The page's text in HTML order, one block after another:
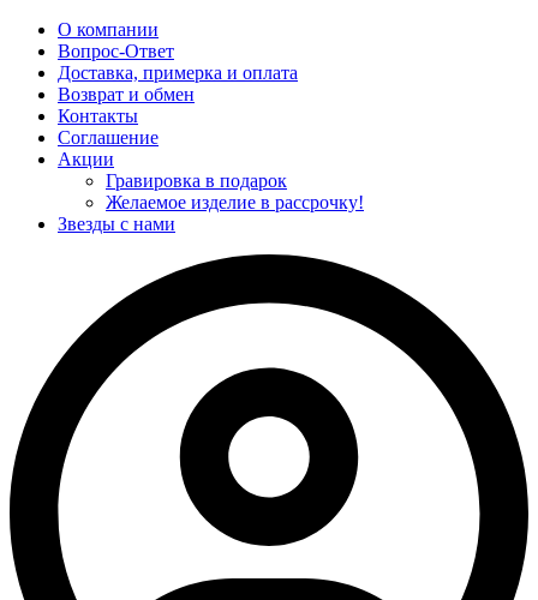
О компании
Вопрос-Ответ
Доставка, примерка и оплата
Возврат и обмен
Контакты
Соглашение
Акции
Гравировка в подарок
Желаемое изделие в рассрочку!
Звезды с нами